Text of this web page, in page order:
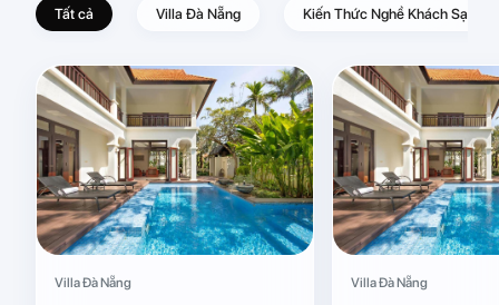
Tất cả Villa Đà Nẵng Kiến Thức Nghề Khách Sạn –
Villa Đà Nẵng Villa Đà Nẵng